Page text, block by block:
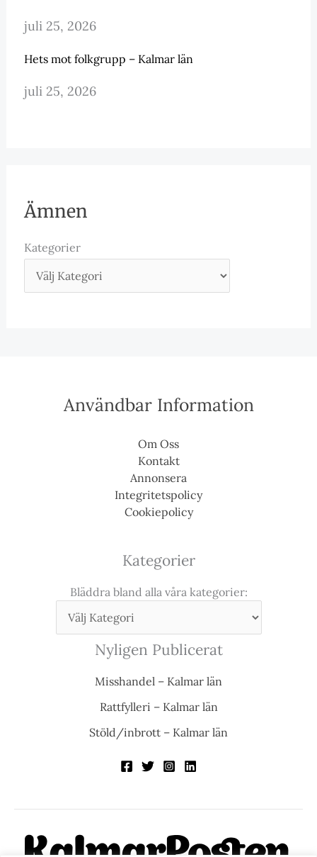
juli 25, 2026
Hets mot folkgrupp – Kalmar län
juli 25, 2026
Ämnen
Kategorier
Användbar Information
Om Oss
Kontakt
Annonsera
Integritetspolicy
Cookiepolicy
Kategorier
Bläddra bland alla våra kategorier:
Nyligen Publicerat
Misshandel – Kalmar län
Rattfylleri – Kalmar län
Stöld/inbrott – Kalmar län